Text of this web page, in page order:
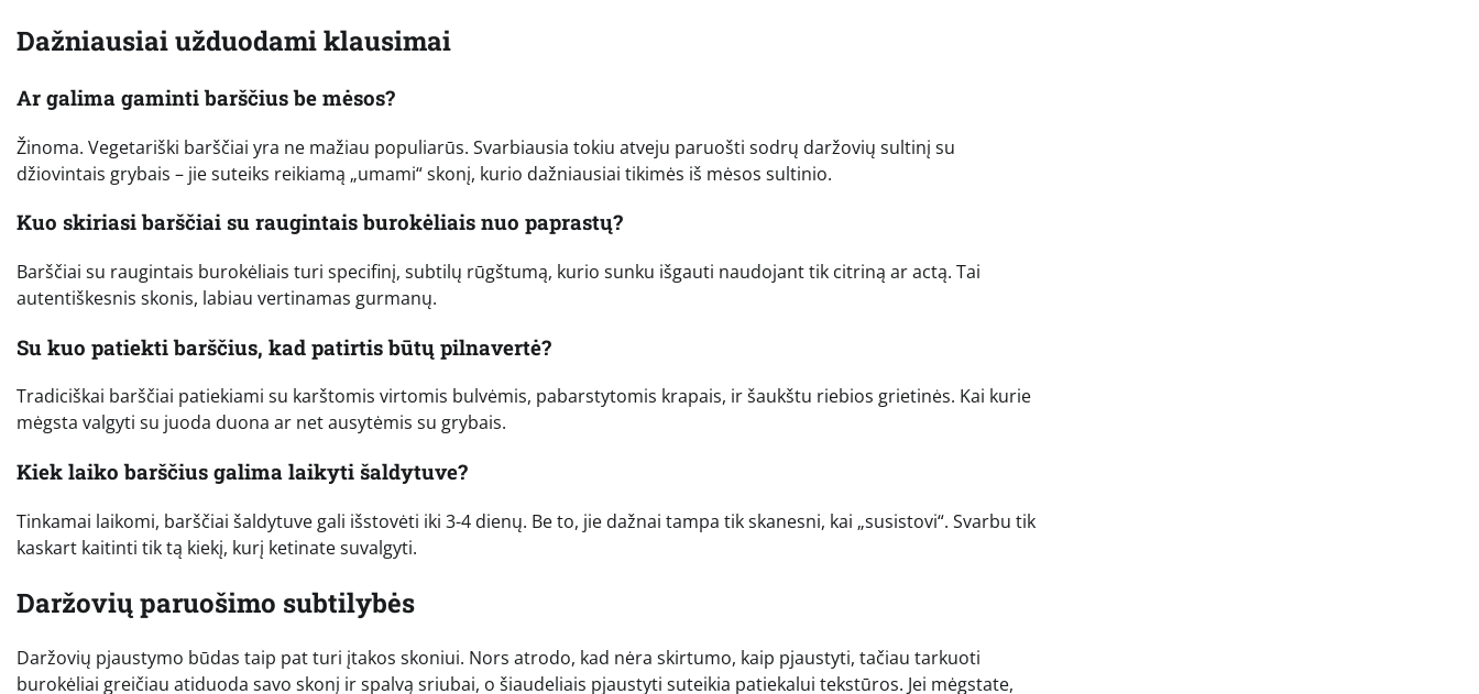
Dažniausiai užduodami klausimai
Ar galima gaminti barščius be mėsos?
Žinoma. Vegetariški barščiai yra ne mažiau populiarūs. Svarbiausia tokiu atveju paruošti sodrų daržovių sultinį su
džiovintais grybais – jie suteiks reikiamą „umami“ skonį, kurio dažniausiai tikimės iš mėsos sultinio.
Kuo skiriasi barščiai su raugintais burokėliais nuo paprastų?
Barščiai su raugintais burokėliais turi specifinį, subtilų rūgštumą, kurio sunku išgauti naudojant tik citriną ar actą. Tai
autentiškesnis skonis, labiau vertinamas gurmanų.
Su kuo patiekti barščius, kad patirtis būtų pilnavertė?
Tradiciškai barščiai patiekiami su karštomis virtomis bulvėmis, pabarstytomis krapais, ir šaukštu riebios grietinės. Kai kurie
mėgsta valgyti su juoda duona ar net ausytėmis su grybais.
Kiek laiko barščius galima laikyti šaldytuve?
Tinkamai laikomi, barščiai šaldytuve gali išstovėti iki 3-4 dienų. Be to, jie dažnai tampa tik skanesni, kai „susistovi“. Svarbu tik
kaskart kaitinti tik tą kiekį, kurį ketinate suvalgyti.
Daržovių paruošimo subtilybės
Daržovių pjaustymo būdas taip pat turi įtakos skoniui. Nors atrodo, kad nėra skirtumo, kaip pjaustyti, tačiau tarkuoti
burokėliai greičiau atiduoda savo skonį ir spalvą sriubai, o šiaudeliais pjaustyti suteikia patiekalui tekstūros. Jei mėgstate,